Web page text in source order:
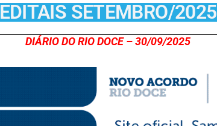
EDITAIS SETEMBRO/2025
DIÁRIO DO RIO DOCE – 30/09/2025